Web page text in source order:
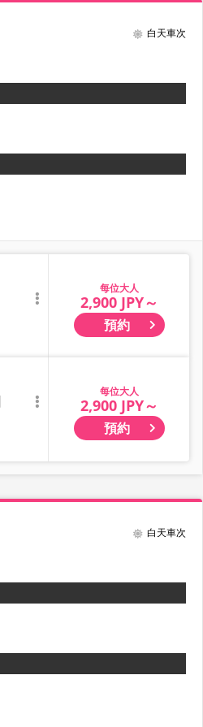
白天車次
大人
2,900 JPY～
預約
大人
2,900 JPY～
預約
白天車次